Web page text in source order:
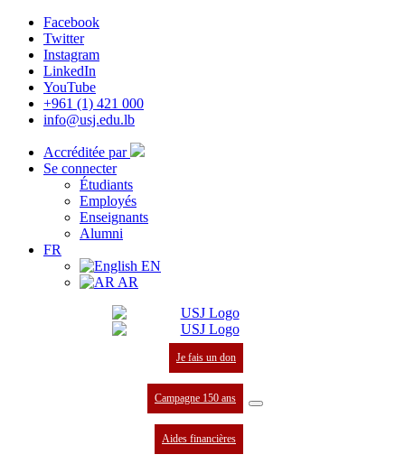
Facebook
Twitter
Instagram
LinkedIn
YouTube
+961 (1) 421 000
info@usj.edu.lb
Accréditée par
Se connecter
Étudiants
Employés
Enseignants
Alumni
FR
EN
AR
Je fais un don
Campagne 150 ans
Aides financières